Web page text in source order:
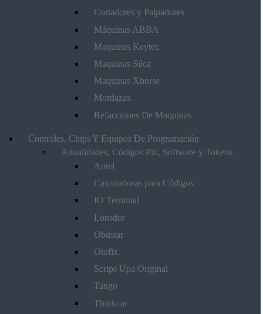
Cortadores y Palpadores
Máquinas ABBA
Maquinas Keytec
Maquinas Silca
Maquinas Xhorse
Mordazas
Refacciones De Maquinas
Controles, Chips Y Equipos De Programación
Anualidades, Códigos Pin, Software y Tokens
Autel
Calculadoras para Códigos
IO Terminal
Lonsdor
Obdstar
Otofix
Scrips Upa Original
Tango
Thinkcar